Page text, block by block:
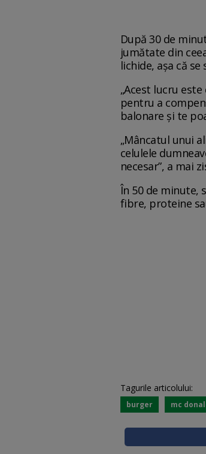
După 30 de
jumătate din
lichide, așa că
„Acest lucru
pentru a
balonare și te
„Mâncatul unui
celulele
necesar”, a mai
În 50 de minute,
fibre, proteine
Tagurile articolului:
burger mc